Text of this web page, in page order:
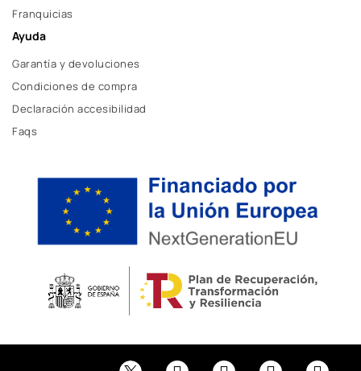
Franquicias
Ayuda
Garantía y devoluciones
Condiciones de compra
Declaración accesibilidad
Faqs